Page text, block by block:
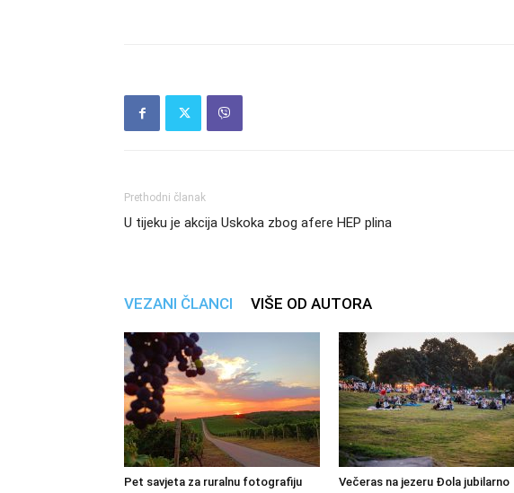
Prethodni članak
U tijeku je akcija Uskoka zbog afere HEP plina
VEZANI ČLANCI VIŠE OD AUTORA
Pet savjeta za ruralnu fotografiju Večeras na jezeru Đola jubilarno